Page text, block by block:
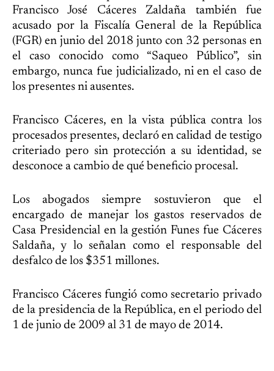
Francisco José Cáceres Zaldaña también fue
acusado por la Fiscalía General de la República
(FGR) en junio del 2018 junto con 32 personas en
el caso conocido como “Saqueo Público”, sin
embargo, nunca fue judicializado, ni en el caso de
los presentes ni ausentes.
Francisco Cáceres, en la vista pública contra los
procesados presentes, declaró en calidad de testigo
criteriado pero sin protección a su identidad, se
desconoce a cambio de qué beneficio procesal.
Los abogados siempre sostuvieron que el
encargado de manejar los gastos reservados de
Casa Presidencial en la gestión Funes fue Cáceres
Saldaña, y lo señalan como el responsable del
desfalco de los $351 millones.
Francisco Cáceres fungió como secretario privado
de la presidencia de la República, en el periodo del
1 de junio de 2009 al 31 de mayo de 2014.